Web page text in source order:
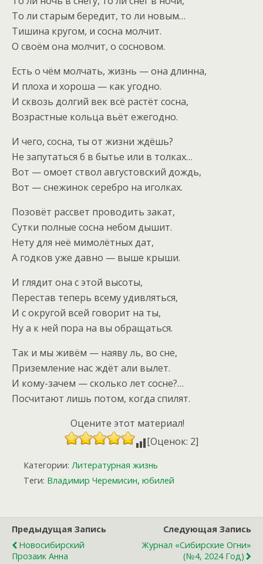
То ли старым бередит, то ли новым…
Тишина кругом, и сосна молчит.
О своём она молчит, о сосновом.
Есть о чём молчать, жизнь — она длинна,
И плоха и хороша — как угодно.
И сквозь долгий век всё растёт сосна,
Возрастные кольца вьёт ежегодно.
И чего, сосна, ты от жизни ждёшь?
Не запутаться б в бытье или в толках…
Вот — омоет ствол августовский дождь,
Вот — снежинок серебро на иголках.
Позовёт рассвет проводить закат,
Сутки полные сосна небом дышит.
Нету для неё мимолётных дат,
А годков уже давно — выше крыши.
И глядит она с этой высоты,
Перестав теперь всему удивляться,
И с округой всей говорит на ты,
Ну а к ней пора на вы обращаться.
Так и мы живём — наяву ль, во сне,
Приземление нас ждёт али вылет.
И кому-зачем — сколько лет сосне?…
Посчитают лишь потом, когда спилят.
Оцените этот материал!
[Оценок: 2]
Категории: Литературная жизнь
Теги: Владимир Черемисин, юбилей
Предыдущая Запись
Новосибирский
Прозаик Анна
Следующая Запись
Журнал «Сибирские Огни»
(№4, 2024 Год)